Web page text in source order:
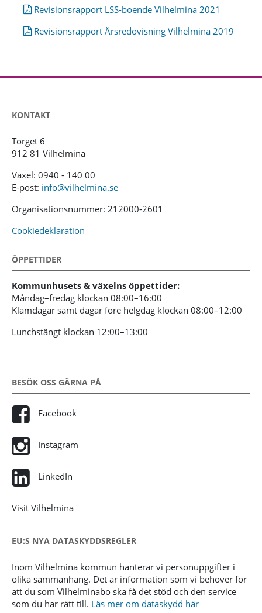
Revisionsrapport LSS-boende Vilhelmina 2021
Revisionsrapport Årsredovisning Vilhelmina 2019
KONTAKT
Torget 6
912 81 Vilhelmina
Växel: 0940 - 140 00
E-post: info@vilhelmina.se
Organisationsnummer: 212000-2601
Cookiedeklaration
ÖPPETTIDER
Kommunhusets & växelns öppettider:
Måndag–fredag klockan 08:00–16:00
Klämdagar samt dagar före helgdag klockan 08:00–12:00
Lunchstängt klockan 12:00–13:00
BESÖK OSS GÄRNA PÅ
Facebook
Instagram
LinkedIn
Visit Vilhelmina
EU:S NYA DATASKYDDSREGLER
Inom Vilhelmina kommun hanterar vi personuppgifter i
olika sammanhang. Det är information som vi behöver för
att du som Vilhelminabo ska få det stöd och den service
som du har rätt till. Läs mer om dataskydd här